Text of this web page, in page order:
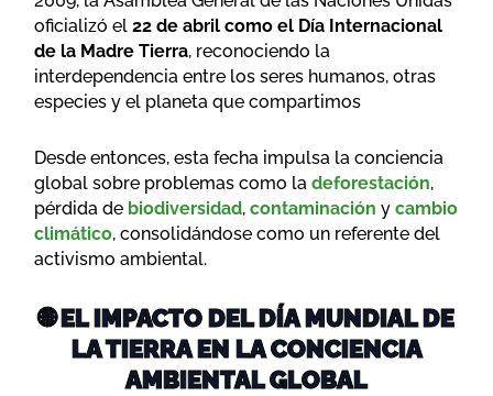
oficializó el 22 de abril como el Día Internacional
de la Madre Tierra, reconociendo la
interdependencia entre los seres humanos, otras
especies y el planeta que compartimos
Desde entonces, esta fecha impulsa la conciencia
global sobre problemas como la deforestación,
pérdida de biodiversidad, contaminación y cambio
climático, consolidándose como un referente del
activismo ambiental.
🌐 EL IMPACTO DEL DÍA MUNDIAL DE
LA TIERRA EN LA CONCIENCIA
AMBIENTAL GLOBAL